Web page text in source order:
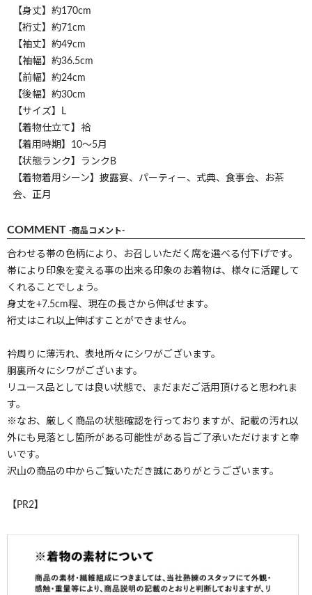
【身丈】約170cm
【裄丈】約71cm
【袖丈】約49cm
【袖幅】約36.5cm
【前幅】約24cm
【後幅】約30cm
【サイズ】L
【着物仕立て】袷
【着用時期】10～5月
【状態ランク】ランクB
【着物着用シーン】披露宴、パーティー、式典、食事会、お茶
会、正月
COMMENT -商品コメント-
合わせる帯の色柄により、お召しいただく席を選べる付下げです。
帯により印象を変える事の出来る印象のお着物は、様々に活躍して
くれることでしょう。
身丈を+7.5cm程、現在の長さから伸ばせます。
裄丈はこれ以上伸ばすことができません。
衿周りに薄汚れ、表地所々にシワがございます。
胴裏所々にシワがございます。
リユース品としては良い状態で、まだまだご活用頂けると思われま
す。
※なお、厳しく商品の状態確認を行っておりますが、記載の汚れ以
外にも見落とし箇所がある可能性がある旨ご了承いただけますと幸
いです。
沢山の商品の中からご覧いただき誠にありがとうございます。
【PR2】